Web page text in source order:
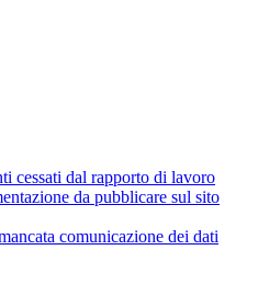
cessati dal rapporto di lavoro
da pubblicare sul sito
comunicazione dei dati